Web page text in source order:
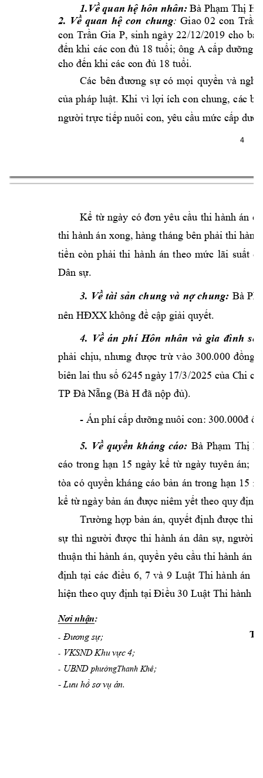
4
1.Về quan hệ hôn nhân: Bà Phạm Thị H
2. Về quan hệ con chung: Giao 02 con Trần
con Trần Gia P, sinh ngày 22/12/2019 cho bà
đến khi các con đủ 18 tuổi; ông A cấp dưỡng
cho đến khi các con đủ 18 tuổi.
Các bên đương sự có mọi quyền và
của pháp luật. Khi vì lợi ích con chung, các
người trực tiếp nuôi con, yêu cầu mức cấp
Kể từ ngày có đơn yêu cầu thi hành án
thi hành án xong, hàng tháng bên phải thi hành
tiền còn phải thi hành án theo mức lãi suất
Dân sự.
3. Về tài sản chung và nợ chung: Bà
nên HĐXX không đề cập giải quyết.
4. Về án phí Hôn nhân và gia đình sơ
phải chịu, nhưng được trừ vào 300.000 đồng
biên lai thu số 6245 ngày 17/3/2025 của Chi
TP Đà Nẵng (Bà H đã nộp đủ).
- Án phí cấp dưỡng nuôi con: 300.000đ
5. Về quyền kháng cáo: Bà Phạm Thị H
cáo trong hạn 15 ngày kể từ ngày tuyên án;
tòa có quyền kháng cáo bản án trong hạn 15
kể từ ngày bản án được niêm yết theo quy định
Trường hợp bản án, quyết định được thi
sự thì người được thi hành án dân sự, người
thuận thi hành án, quyền yêu cầu thi hành án
định tại các điều 6, 7 và 9 Luật Thi hành án
hiện theo quy định tại Điều 30 Luật Thi hành
Nơi nhận:
- Đương sự;
- VKSND Khu vực 4;
- UBND phườngThanh Khê;
- Lưu hồ sơ vụ án.